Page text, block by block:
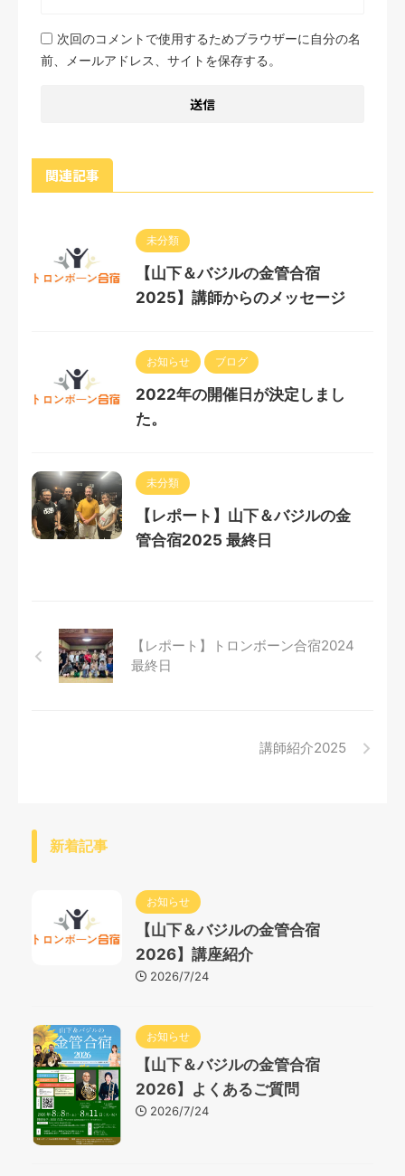
次回のコメントで使用するためブラウザーに自分の名
前、メールアドレス、サイトを保存する。
関連記事
未分類
【山下＆バジルの金管合宿
2025】講師からのメッセージ
お知らせ ブログ
2022年の開催日が決定しまし
た。
未分類
【レポート】山下＆バジルの金
管合宿2025 最終日
【レポート】トロンボーン合宿2024
最終日
講師紹介2025
新着記事
お知らせ
【山下＆バジルの金管合宿
2026】講座紹介
2026/7/24
お知らせ
【山下＆バジルの金管合宿
2026】よくあるご質問
2026/7/24